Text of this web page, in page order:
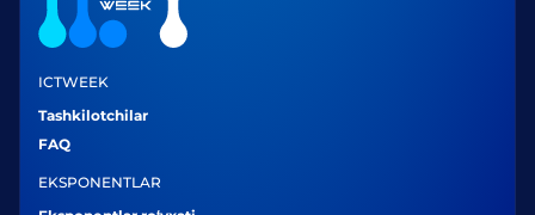
ICTWEEK
Tashkilotchilar
FAQ
EKSPONENTLAR